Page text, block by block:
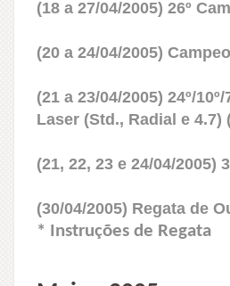
(18 a 27/04/2005) 26º
(20 a 24/04/2005)
(21 a 23/04/2005) 24º/
Laser (Std., Radial e 4.7)
(21, 22, 23 e 24/04/
(30/04/2005) Regata de
* Instruções de Regata